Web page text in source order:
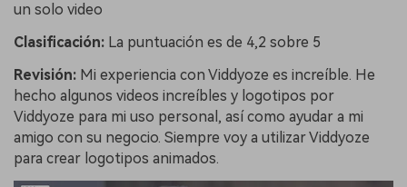
un solo video
Clasificación: La puntuación es de 4,2 sobre 5
Revisión: Mi experiencia con Viddyoze es increíble. He
hecho algunos videos increíbles y logotipos por
Viddyoze para mi uso personal, así como ayudar a mi
amigo con su negocio. Siempre voy a utilizar Viddyoze
para crear logotipos animados.